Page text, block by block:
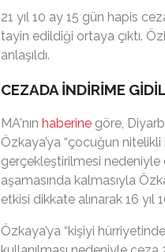
21 yıl 10 ay 15 gün hapis
tayin edildiği ortaya çıktı.
anlaşıldı.
CEZADA İNDİRİME
MA'nın haberine göre,
Özkaya’ya “çocuğun nitelikli
gerçekleştirilmesi nedeniyle
aşamasında kalmasıyla
etkisi dikkate alınarak 16 yıl
Özkaya’ya “kişiyi